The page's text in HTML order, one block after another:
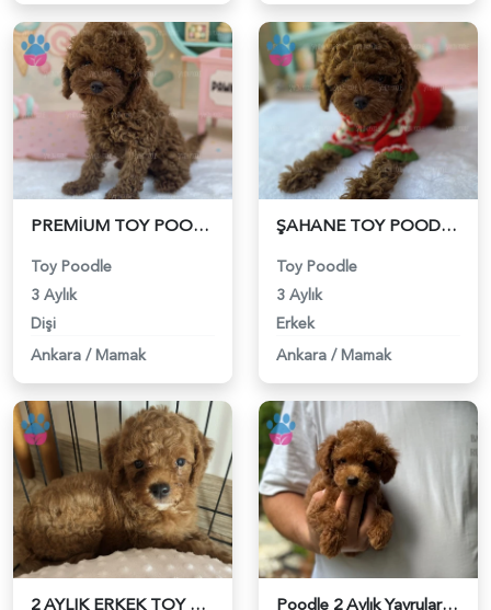
PREMİUM TOY POODLE YAVRULARI - 6200
Toy Poodle
3 Aylık
Dişi
Ankara /Mamak
ŞAHANE TOY POODLE YAVRULARI - 6201
Toy Poodle
3 Aylık
Erkek
Ankara /Mamak
2 AYLIK ERKEK TOY POODLE - 6218 Poodle 2 Aylık Yavrularımız Yuva Arıyor - 6181